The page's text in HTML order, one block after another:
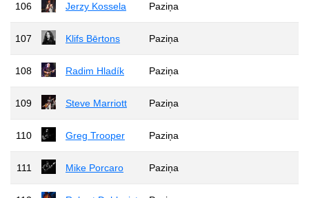
106 Jerzy Kossela Paziņa
107 Klifs Bērtons Paziņa
108 Radim Hladík Paziņa
109 Steve Marriott Paziņa
110 Greg Trooper Paziņa
111 Mike Porcaro Paziņa